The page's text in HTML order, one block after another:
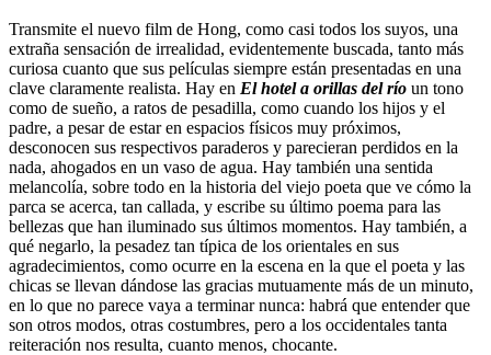
Transmite el nuevo film de Hong, como casi todos los suyos, una
extraña sensación de irrealidad, evidentemente buscada, tanto más
curiosa cuanto que sus películas siempre están presentadas en una
clave claramente realista. Hay en El hotel a orillas del río un tono
como de sueño, a ratos de pesadilla, como cuando los hijos y el
padre, a pesar de estar en espacios físicos muy próximos,
desconocen sus respectivos paraderos y parecieran perdidos en la
nada, ahogados en un vaso de agua. Hay también una sentida
melancolía, sobre todo en la historia del viejo poeta que ve cómo la
parca se acerca, tan callada, y escribe su último poema para las
bellezas que han iluminado sus últimos momentos. Hay también, a
qué negarlo, la pesadez tan típica de los orientales en sus
agradecimientos, como ocurre en la escena en la que el poeta y las
chicas se llevan dándose las gracias mutuamente más de un minuto,
en lo que no parece vaya a terminar nunca: habrá que entender que
son otros modos, otras costumbres, pero a los occidentales tanta
reiteración nos resulta, cuanto menos, chocante.